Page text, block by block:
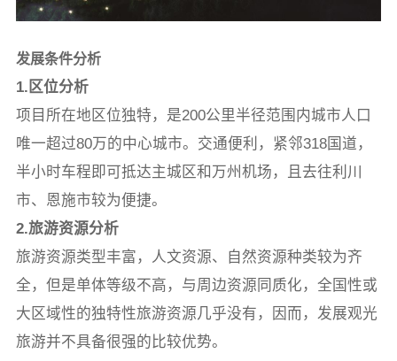
发展条件分析
1.区位分析
项目所在地区位独特，是200公里半径范围内城市人口
唯一超过80万的中心城市。交通便利，紧邻318国道，
半小时车程即可抵达主城区和万州机场，且去往利川
市、恩施市较为便捷。
2.旅游资源分析
旅游资源类型丰富，人文资源、自然资源种类较为齐
全，但是单体等级不高，与周边资源同质化，全国性或
大区域性的独特性旅游资源几乎没有，因而，发展观光
旅游并不具备很强的比较优势。